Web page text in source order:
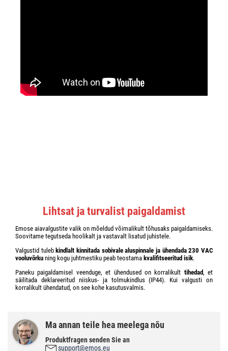
Lihtsat ja turvalist paigaldamist
Emose aiavalgustite valik on mõeldud võimalikult tõhusaks paigaldamiseks.
Soovitame tegutseda hoolikalt ja vastavalt lisatud juhistele.
Valgustid tuleb kindlalt kinnitada sobivale aluspinnale ja ühendada 230 VAC
vooluvõrku ning kogu juhtmestiku peab teostama kvalifitseeritud isik.
Paneku paigaldamisel veenduge, et ühendused on korralikult tihedad , et
säilitada deklareeritud niiskus- ja tolmukindlus (IP44). Kui valgusti on
korralikult ühendatud, on see kohe kasutusvalmis.
Ma annan teile hea meelega nõu
Produktfragen senden Sie an
support@emos.eu